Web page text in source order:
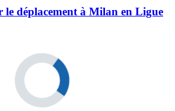
le déplacement à Milan en Ligue